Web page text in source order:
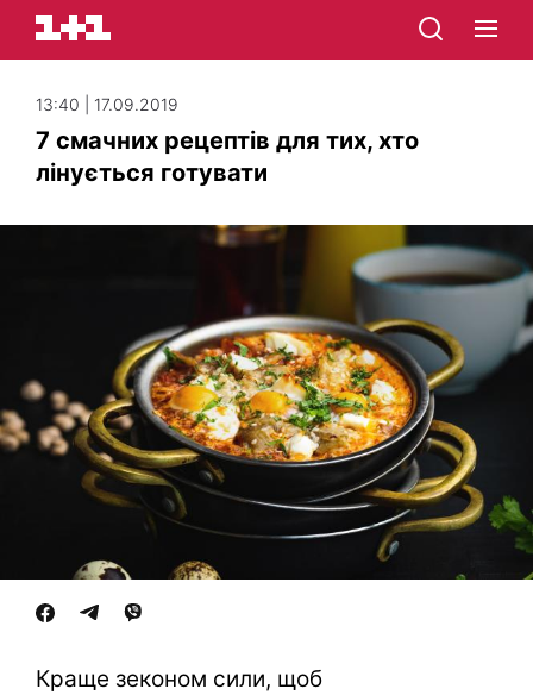
13:40 | 17.09.2019
7 смачних рецептів для тих, хто
лінується готувати
Краще зеконом сили, щоб